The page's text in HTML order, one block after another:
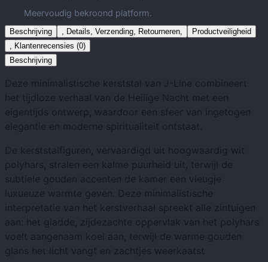
Meervoudig bekroond platform.
Beschrijving , Details, Verzending, Retourneren,
Productveiligheid
, Klantenrecensies (0)
Beschrijving
Deze minimalistische kerststal van J-Line combineert
het tijdloze verhaal van de Heilige Nacht met een
eigentijds ontwerp, waardoor een sfeer van ingetogen
elegantie en moderne spiritualiteit ontstaat.
De kerststalfiguren, vervaardigd uit hoogwaardig wit
polyhars, stralen een kalme puurheid uit, terwijl de
subtiele gouden accenten de kamer een vleugje
luxueuze warmte geven. Deze minimalistische
interpretatie van het kerstverhaal spreekt alle zintuigen
aan: het gladde, zijdezachte oppervlak van het polyhars
voelt aangenaam koel aan, terwijl de warme gouden
glans het licht vangt en zachtjes weerkaatst